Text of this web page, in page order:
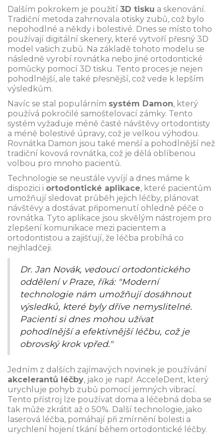
Dalším pokrokem je použití 3D tisku a skenování.
Tradiční metoda zahrnovala otisky zubů, což bylo
nepohodlné a někdy i bolestivé. Dnes se místo toho
používají digitální skenery, které vytvoří přesný 3D
model vašich zubů. Na základě tohoto modelu se
následně vyrobí rovnátka nebo jiné ortodontické
pomůcky pomocí 3D tisku. Tento proces je nejen
pohodlnější, ale také přesnější, což vede k lepším
výsledkům.
Navíc se stal populárním systém Damon, který
používá pokročilé samoštelovací zámky. Tento
systém vyžaduje méně časté návštěvy ortodontisty
a méně bolestivé úpravy, což je velkou výhodou.
Rovnátka Damon jsou také menší a pohodlnější než
tradiční kovová rovnátka, což je dělá oblíbenou
volbou pro mnoho pacientů.
Technologie se neustále vyvíjí a dnes máme k
dispozici i ortodontické aplikace, které pacientům
umožňují sledovat průběh jejich léčby, plánovat
návštěvy a dostávat připomenutí ohledně péče o
rovnátka. Tyto aplikace jsou skvělým nástrojem pro
zlepšení komunikace mezi pacientem a
ortodontistou a zajišťují, že léčba probíhá co
nejhladčeji.
Dr. Jan Novák, vedoucí ortodontického
oddělení v Praze, říká: "Moderní
technologie nám umožňují dosáhnout
výsledků, které byly dříve nemyslitelné.
Pacienti si dnes mohou užívat
pohodlnější a efektivnější léčbu, což je
obrovský krok vpřed."
Jedním z dalších zajímavých novinek je používání
akcelerantů léčby, jako je např. AcceleDent, který
urychluje pohyb zubů pomocí jemných vibrací.
Tento přístroj lze používat doma a léčebná doba se
tak může zkrátit až o 50%. Další technologie, jako
laserová léčba, pomáhají při zmírnění bolesti a
urychlení hojení tkání během ortodontické léčby.